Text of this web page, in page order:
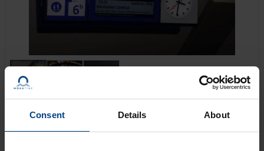
Consent Details About
L’horloge de panneau MOBATIME est la solution facile
pour équiper votre système d’information passagers